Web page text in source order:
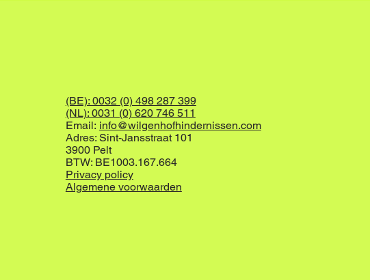
(BE): 0032 (0) 498 287 399
(NL): 0031 (0) 620 746 511
Email: info@wilgenhofhindernissen.com
Adres: Sint-Jansstraat 101
3900 Pelt
BTW: BE1003.167.664
Privacy policy
Algemene voorwaarden